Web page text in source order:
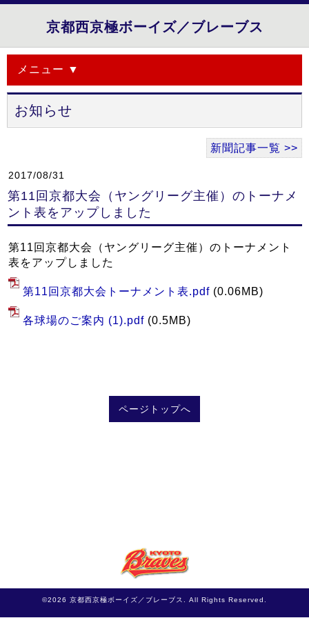
京都西京極ボーイズ／ブレーブス
メニュー ▼
お知らせ
新聞記事一覧 >>
2017/08/31
第11回京都大会（ヤングリーグ主催）のトーナメ
ント表をアップしました
第11回京都大会（ヤングリーグ主催）のトーナメント
表をアップしました
第11回京都大会トーナメント表.pdf (0.06MB)
各球場のご案内 (1).pdf (0.5MB)
ページトップへ
©2026 京都西京極ボーイズ／ブレーブス . All Rights Reserved.